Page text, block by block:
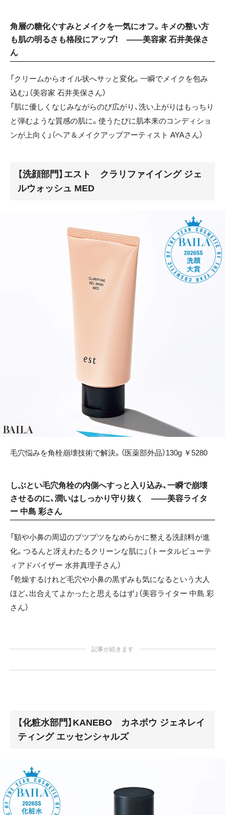
角層の糖化ぐすみとメイクを一気にオフ。キメの整い方
も肌の明るさも格段にアップ！ ——美容家 石井美保さ
ん
「クリームからオイル状へサッと変化。一瞬でメイクを包み
込む」（美容家 石井美保さん）
「肌に優しくなじみながらのび広がり、洗い上がりはもっちり
と弾むような質感の肌に。使うたびに肌本来のコンディショ
ンが上向く」（ヘア＆メイクアップアーティスト AYAさん）
【洗顔部門】エスト クラリファイイング ジェ
ルウォッシュ MED
毛穴悩みを角栓崩壊技術で解決。（医薬部外品）130g ￥5280
しぶとい毛穴角栓の内側へすっと入り込み、一瞬で崩壊
させるのに、潤いはしっかり守り抜く ——美容ライタ
ー 中島 彩さん
「額や小鼻の周辺のプツプツをなめらかに整える洗顔料が進
化。つるんと冴えわたるクリーンな肌に」（トータルビューテ
ィアドバイザー 水井真理子さん）
「乾燥するけれど毛穴や小鼻の黒ずみも気になるという大人
ほど、出合えてよかったと思えるはず」（美容ライター 中島 彩
さん）
記事が続きます
【化粧水部門】KANEBO カネボウ ジェネレイ
ティング エッセンシャルズ